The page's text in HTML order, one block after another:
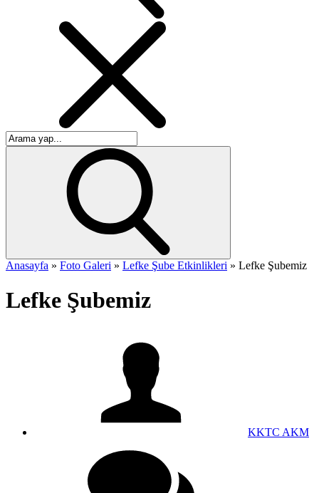
Anasayfa » Foto Galeri » Lefke Şube Etkinlikleri » Lefke Şubemiz
Lefke Şubemiz
KKTC AKM